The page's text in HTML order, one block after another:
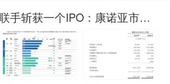
手斩获一个IPO：康诺亚市值2